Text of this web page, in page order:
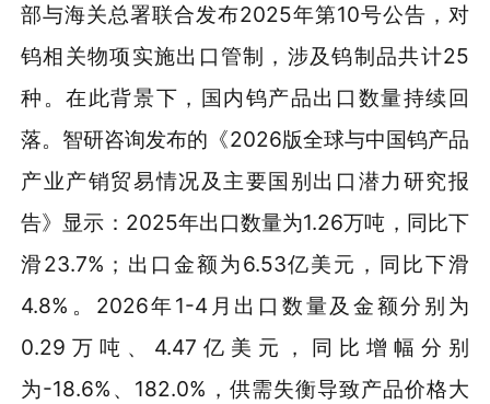
部与海关总署联合发布2025年第10号公告，对
钨相关物项实施出口管制，涉及钨制品共计25
种。在此背景下，国内钨产品出口数量持续回
落。智研咨询发布的《2026版全球与中国钨产品
产业产销贸易情况及主要国别出口潜力研究报
告》显示：2025年出口数量为1.26万吨，同比下
滑23.7%；出口金额为6.53亿美元，同比下滑
4.8%。2026年1-4月出口数量及金额分别为
0.29万吨、4.47亿美元，同比增幅分别
为-18.6%、182.0%，供需失衡导致产品价格大